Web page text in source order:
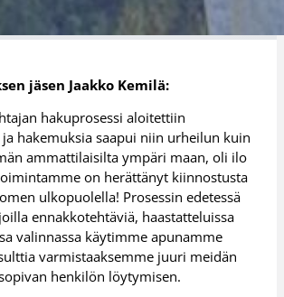
jäsen Jaakko Kemilä:
hakuprosessi aloitettiin
hakemuksia saapui niin urheilun kuin
ammattilaisilta ympäri maan, oli ilo
on herättänyt kiinnostusta
ulkopuolella! Prosessin edetessä
ennakkotehtäviä, haastatteluissa
valinnassa käytimme apunamme
varmistaaksemme juuri meidän
henkilön löytymisen.